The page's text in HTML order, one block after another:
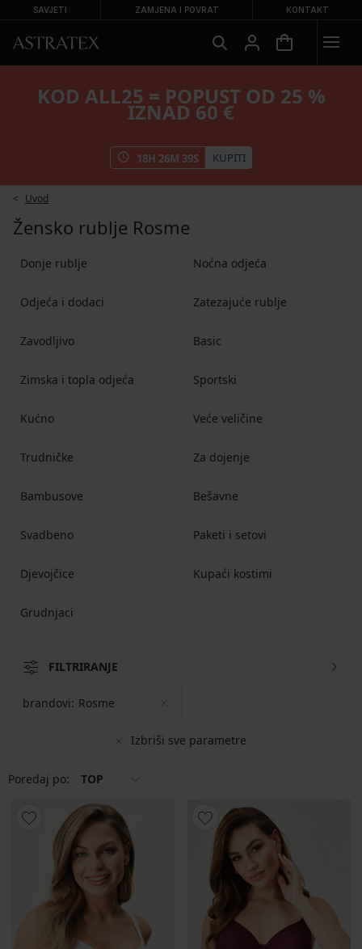
SAVJETI ZAMJENA I POVRAT KONTAKT
KOD ALL25 = POPUST OD 25 %
IZNAD 60 €
18H 26M 37S KUPITI
Uvod
Žensko rublje Rosme
Donje rublje Noćna odjeća
Odjeća i dodaci Zatezajuće rublje
Zavodljivo Basic
Zimska i topla odjeća Sportski
Kućno Veće veličine
Trudničke Za dojenje
Bambusove Bešavne
Svadbeno Paketi i setovi
Djevojčice Kupaći kostimi
Grudnjaci
FILTRIRANJE
Izbriši sve parametre
brandovi: Rosme
Poredaj po: TOP